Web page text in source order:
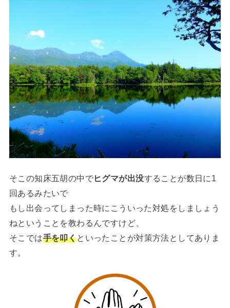
そこの知床五胡の中でヒグマが出没することが数日に1
回あるみたいで
もし出会ってしまった時にこういった対処をしましょう
ねということを教わるんですけど、
そこでは手を叩くといったことが対策方法としてありま
す。